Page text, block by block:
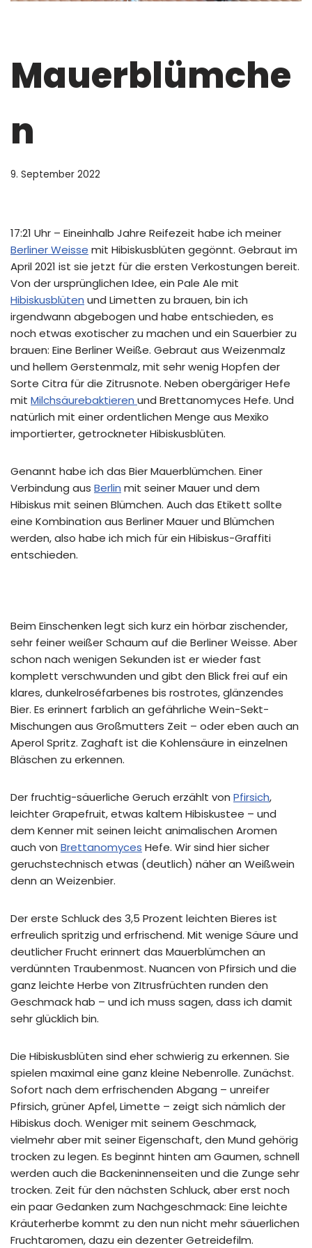
Mauerblümche
n
9. September 2022
17:21 Uhr – Eineinhalb Jahre Reifezeit habe ich meiner
Berliner Weisse mit Hibiskusblüten gegönnt. Gebraut im
April 2021 ist sie jetzt für die ersten Verkostungen bereit.
Von der ursprünglichen Idee, ein Pale Ale mit
Hibiskusblüten und Limetten zu brauen, bin ich
irgendwann abgebogen und habe entschieden, es
noch etwas exotischer zu machen und ein Sauerbier zu
brauen: Eine Berliner Weiße. Gebraut aus Weizenmalz
und hellem Gerstenmalz, mit sehr wenig Hopfen der
Sorte Citra für die Zitrusnote. Neben obergäriger Hefe
mit Milchsäurebaktieren und Brettanomyces Hefe. Und
natürlich mit einer ordentlichen Menge aus Mexiko
importierter, getrockneter Hibiskusblüten.
Genannt habe ich das Bier Mauerblümchen. Einer
Verbindung aus Berlin mit seiner Mauer und dem
Hibiskus mit seinen Blümchen. Auch das Etikett sollte
eine Kombination aus Berliner Mauer und Blümchen
werden, also habe ich mich für ein Hibiskus-Graffiti
entschieden.
Beim Einschenken legt sich kurz ein hörbar zischender,
sehr feiner weißer Schaum auf die Berliner Weisse. Aber
schon nach wenigen Sekunden ist er wieder fast
komplett verschwunden und gibt den Blick frei auf ein
klares, dunkelroséfarbenes bis rostrotes, glänzendes
Bier. Es erinnert farblich an gefährliche Wein-Sekt-
Mischungen aus Großmutters Zeit – oder eben auch an
Aperol Spritz. Zaghaft ist die Kohlensäure in einzelnen
Bläschen zu erkennen.
Der fruchtig-säuerliche Geruch erzählt von Pfirsich,
leichter Grapefruit, etwas kaltem Hibiskustee – und
dem Kenner mit seinen leicht animalischen Aromen
auch von Brettanomyces Hefe. Wir sind hier sicher
geruchstechnisch etwas (deutlich) näher an Weißwein
denn an Weizenbier.
Der erste Schluck des 3,5 Prozent leichten Bieres ist
erfreulich spritzig und erfrischend. Mit wenige Säure und
deutlicher Frucht erinnert das Mauerblümchen an
verdünnten Traubenmost. Nuancen von Pfirsich und die
ganz leichte Herbe von ZItrusfrüchten runden den
Geschmack hab – und ich muss sagen, dass ich damit
sehr glücklich bin.
Die Hibiskusblüten sind eher schwierig zu erkennen. Sie
spielen maximal eine ganz kleine Nebenrolle. Zunächst.
Sofort nach dem erfrischenden Abgang – unreifer
Pfirsich, grüner Apfel, Limette – zeigt sich nämlich der
Hibiskus doch. Weniger mit seinem Geschmack,
vielmehr aber mit seiner Eigenschaft, den Mund gehörig
trocken zu legen. Es beginnt hinten am Gaumen, schnell
werden auch die Backeninnenseiten und die Zunge sehr
trocken. Zeit für den nächsten Schluck, aber erst noch
ein paar Gedanken zum Nachgeschmack: Eine leichte
Kräuterherbe kommt zu den nun nicht mehr säuerlichen
Fruchtaromen, dazu ein dezenter Getreidefilm.